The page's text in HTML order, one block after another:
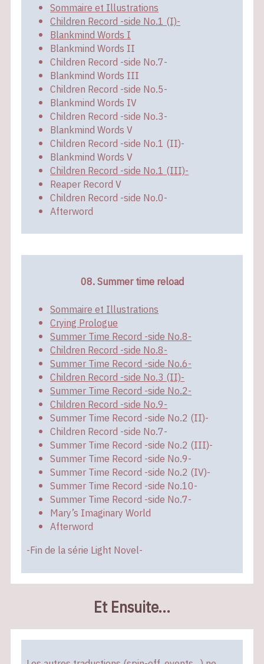
Sommaire et Illustrations
Children Record -side No.1 (I)-
Blankmind Words I
Blankmind Words II
Children Record -side No.7-
Blankmind Words III
Children Record -side No.5-
Blankmind Words IV
Children Record -side No.3-
Blankmind Words V
Children Record -side No.1 (II)-
Blankmind Words V
Children Record -side No.1 (III)-
Reaper Record V
Children Record -side No.0-
Afterword
08. Summer time reload
Sommaire et Illustrations
Crying Prologue
Summer Time Record -side No.8-
Children Record -side No.8-
Summer Time Record -side No.6-
Children Record -side No.3 (II)-
Summer Time Record -side No.2-
Children Record -side No.9-
Summer Time Record -side No.2 (II)-
Children Record -side No.7-
Summer Time Record -side No.2 (III)-
Summer Time Record -side No.9-
Summer Time Record -side No.2 (IV)-
Summer Time Record -side No.10-
Summer Time Record -side No.7-
Mary’s Imaginary World
Afterword
-Fin de la série Light Novel-
Et Ensuite...